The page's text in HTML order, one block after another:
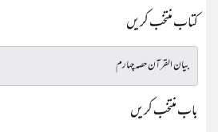
کتاب منتخب کریں
باب منتخب کریں